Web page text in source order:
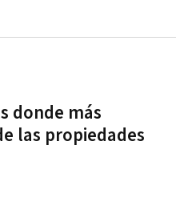
donde más
las propiedades